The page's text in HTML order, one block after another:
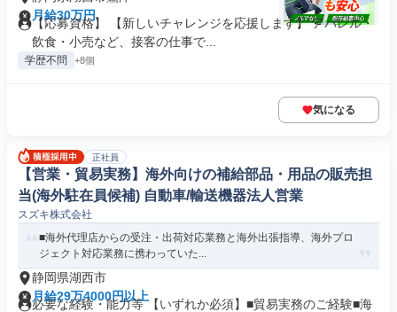
月給30万円
【応募資格】 【新しいチャレンジを応援します】 アパレル・
飲食・小売など、接客の仕事で...
学歴不問 +8個
気になる
正社員
【営業・貿易実務】海外向けの補給部品・用品の販売担
当(海外駐在員候補) 自動車/輸送機器法人営業
スズキ株式会社
■海外代理店からの受注・出荷対応業務と海外出張指導、海外プロ
ジェクト対応業務に携わっていた...
静岡県湖西市
月給29万4000円以上
必要な経験・能力等 【いずれか必須】■貿易実務のご経験■海